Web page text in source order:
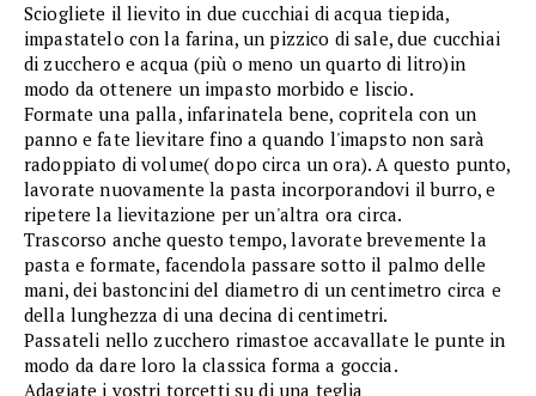
Sciogliete il lievito in due cucchiai di acqua tiepida,
impastatelo con la farina, un pizzico di sale, due cucchiai
di zucchero e acqua (più o meno un quarto di litro)in
modo da ottenere un impasto morbido e liscio.
Formate una palla, infarinatela bene, copritela con un
panno e fate lievitare fino a quando l'imapsto non sarà
radoppiato di volume( dopo circa un ora). A questo punto,
lavorate nuovamente la pasta incorporandovi il burro, e
ripetere la lievitazione per un'altra ora circa.
Trascorso anche questo tempo, lavorate brevemente la
pasta e formate, facendola passare sotto il palmo delle
mani, dei bastoncini del diametro di un centimetro circa e
della lunghezza di una decina di centimetri.
Passateli nello zucchero rimastoe accavallate le punte in
modo da dare loro la classica forma a goccia.
Adagiate i vostri torcetti su di una teglia